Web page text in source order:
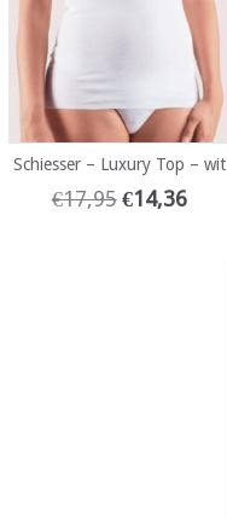
Schiesser – Luxury Top – wit
€17,95 €14,36